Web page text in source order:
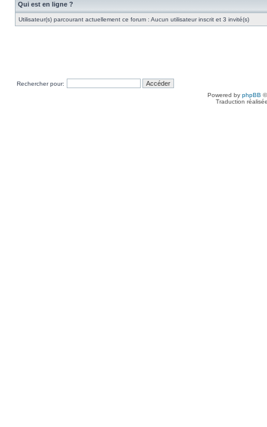
Qui est en ligne ?
Utilisateur(s) parcourant actuellement ce forum : Aucun utilisateur inscrit et 3 invité(s)
Rechercher pour:
Powered by phpBB
Traduction